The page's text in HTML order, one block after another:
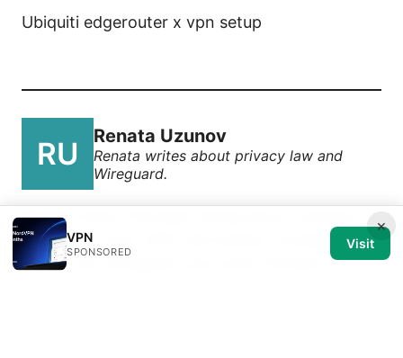
Ubiquiti edgerouter x vpn setup
Renata Uzunov
Renata writes about privacy law and
Wireguard.
Renata Uzunov has been writing about consumer
technology since 2018, with bylines covering
privacy law, Wireguard, and router firmware.
×
VPN
SPONSORED
Visit